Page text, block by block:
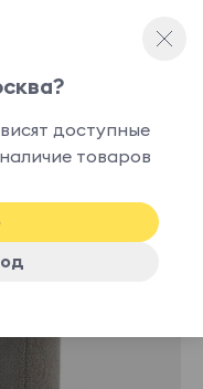
доступные
товаров